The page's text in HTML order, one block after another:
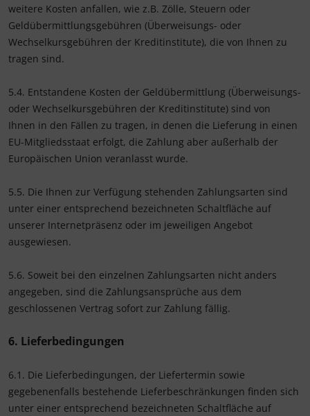
weitere Kosten anfallen, wie z.B. Zölle, Steuern oder
Geldübermittlungsgebühren (Überweisungs- oder
Wechselkursgebühren der Kreditinstitute), die von Ihnen zu
tragen sind.
5.4. Entstandene Kosten der Geldübermittlung (Überweisungs-
oder Wechselkursgebühren der Kreditinstitute) sind von
Ihnen in den Fällen zu tragen, in denen die Lieferung in einen
EU-Mitgliedsstaat erfolgt, die Zahlung aber außerhalb der
Europäischen Union veranlasst wurde.
5.5. Die Ihnen zur Verfügung stehenden Zahlungsarten sind
unter einer entsprechend bezeichneten Schaltfläche auf
unserer Internetpräsenz oder im jeweiligen Angebot
ausgewiesen.
5.6. Soweit bei den einzelnen Zahlungsarten nicht anders
angegeben, sind die Zahlungsansprüche aus dem
geschlossenen Vertrag sofort zur Zahlung fällig.
6. Lieferbedingungen
6.1. Die Lieferbedingungen, der Liefertermin sowie
gegebenenfalls bestehende Lieferbeschränkungen finden sich
unter einer entsprechend bezeichneten Schaltfläche auf